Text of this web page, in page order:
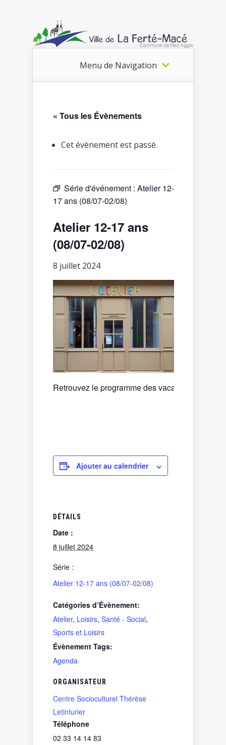
Menu de Navigation
« Tous les Évènements
Cet évènement est passé.
Série d'événement : Atelier 12-
17 ans (08/07-02/08)
Atelier 12-17 ans
(08/07-02/08)
8 juillet 2024
Retrouvez le programme des vacances :
Ajouter au calendrier
DÉTAILS
Date :
8 juillet 2024
Série :
Atelier 12-17 ans (08/07-02/08)
Catégories d’Évènement:
Atelier, Loisirs, Santé - Social,
Sports et Loisirs
Évènement Tags:
Agenda
ORGANISATEUR
Centre Socioculturel Thérèse
Letinturier
Téléphone
02 33 14 14 83